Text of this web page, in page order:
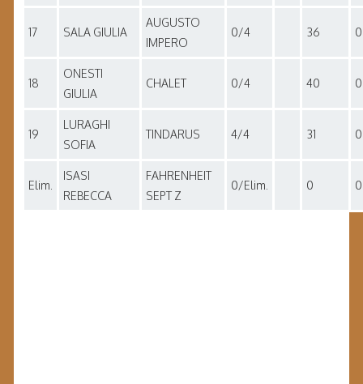
17 SALA GIULIA
AUGUSTO
IMPERO
0/4 36 0
18
ONESTI
GIULIA
CHALET 0/4 40 0
19
LURAGHI
SOFIA
TINDARUS 4/4 31 0
Elim.
ISASI
REBECCA
FAHRENHEIT
SEPT Z
0/Elim. 0 0